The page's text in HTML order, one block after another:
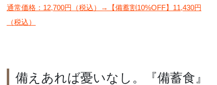
通常価格：12,700円（税込）→【備蓄割10%OFF】11,430円
（税込）
備えあれば憂いなし。『備蓄食』